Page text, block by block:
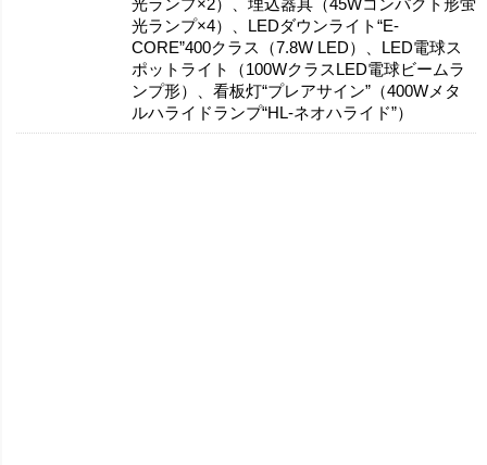
光ランプ×2）、埋込器具（45Wコンパクト形蛍
光ランプ×4）、LEDダウンライト“E-
CORE”400クラス（7.8W LED）、LED電球ス
ポットライト（100WクラスLED電球ビームラ
ンプ形）、看板灯“プレアサイン”（400Wメタ
ルハライドランプ“HL-ネオハライド”）